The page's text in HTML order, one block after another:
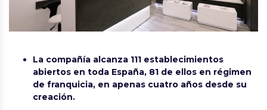
La compañía alcanza 111 establecimientos
abiertos en toda España, 81 de ellos en régimen
de franquicia, en apenas cuatro años desde su
creación.